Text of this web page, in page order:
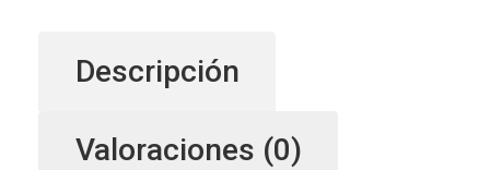
Descripción
Valoraciones (0)